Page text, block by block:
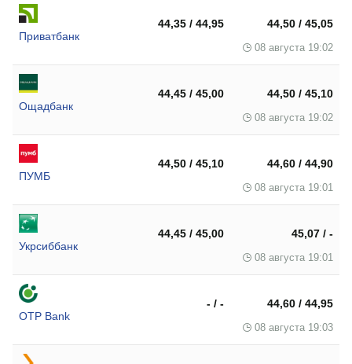
Приватбанк
44,35 / 44,95 44,50 / 45,05
08 августа 19:02
Ощадбанк
44,45 / 45,00 44,50 / 45,10
08 августа 19:02
ПУМБ
44,50 / 45,10 44,60 / 44,90
08 августа 19:01
Укрсиббанк
44,45 / 45,00 45,07 / -
08 августа 19:01
OTP Bank
- / - 44,60 / 44,95
08 августа 19:03